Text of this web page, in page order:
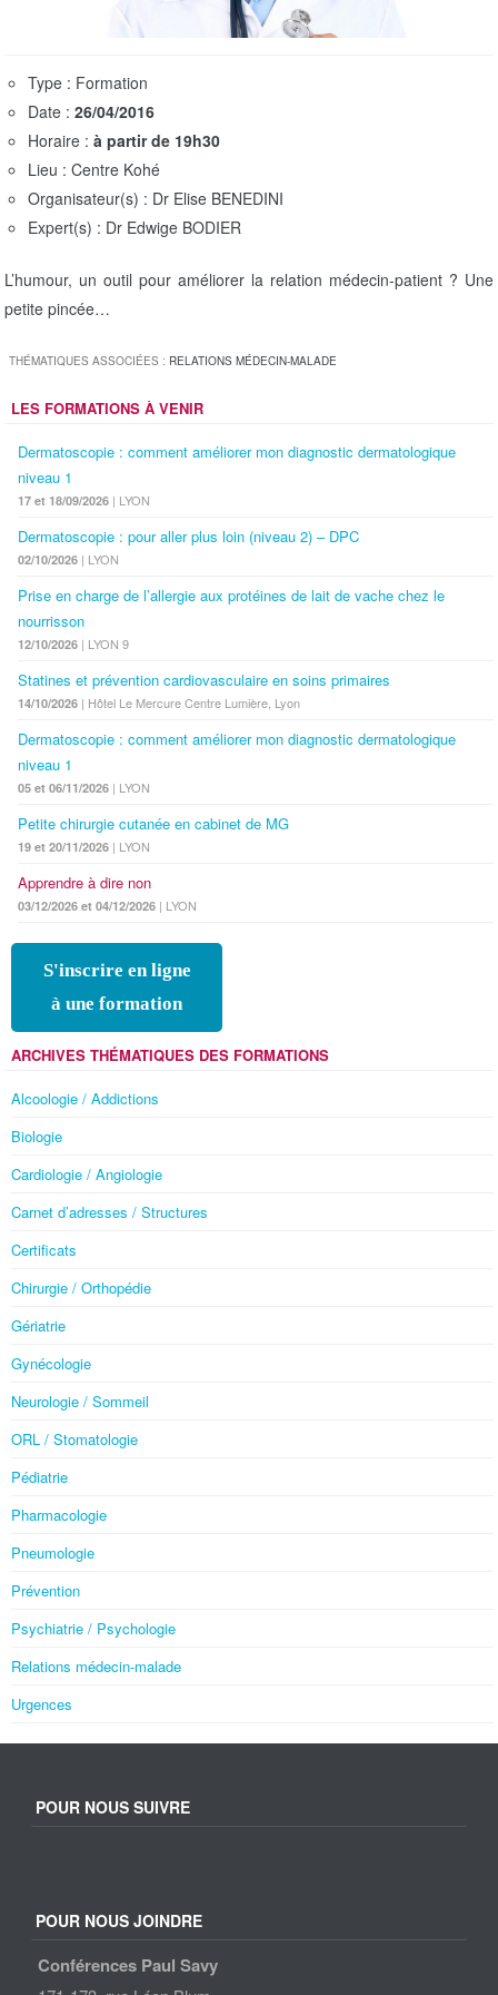
Type : Formation
Date : 26/04/2016
Horaire : à partir de 19h30
Lieu : Centre Kohé
Organisateur(s) : Dr Elise BENEDINI
Expert(s) : Dr Edwige BODIER
L’humour, un outil pour améliorer la relation médecin-patient ? Une
petite pincée…
THÉMATIQUES ASSOCIÉES : RELATIONS MÉDECIN-MALADE
LES FORMATIONS À VENIR
Dermatoscopie : comment améliorer mon diagnostic dermatologique
niveau 1
17 et 18/09/2026 | LYON
Dermatoscopie : pour aller plus loin (niveau 2) – DPC
02/10/2026 | LYON
Prise en charge de l’allergie aux protéines de lait de vache chez le
nourrisson
12/10/2026 | LYON 9
Statines et prévention cardiovasculaire en soins primaires
14/10/2026 | Hôtel Le Mercure Centre Lumière, Lyon
Dermatoscopie : comment améliorer mon diagnostic dermatologique
niveau 1
05 et 06/11/2026 | LYON
Petite chirurgie cutanée en cabinet de MG
19 et 20/11/2026 | LYON
Apprendre à dire non
03/12/2026 et 04/12/2026 | LYON
S'inscrire en ligne
à une formation
ARCHIVES THÉMATIQUES DES FORMATIONS
Alcoologie / Addictions
Biologie
Cardiologie / Angiologie
Carnet d’adresses / Structures
Certificats
Chirurgie / Orthopédie
Gériatrie
Gynécologie
Neurologie / Sommeil
ORL / Stomatologie
Pédiatrie
Pharmacologie
Pneumologie
Prévention
Psychiatrie / Psychologie
Relations médecin-malade
Urgences
POUR NOUS SUIVRE
POUR NOUS JOINDRE
Conférences Paul Savy